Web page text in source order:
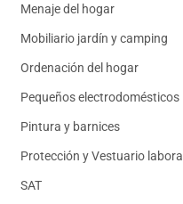
Menaje del hogar
Mobiliario jardín y camping
Ordenación del hogar
Pequeños electrodomésticos
Pintura y barnices
Protección y Vestuario laboral
SAT